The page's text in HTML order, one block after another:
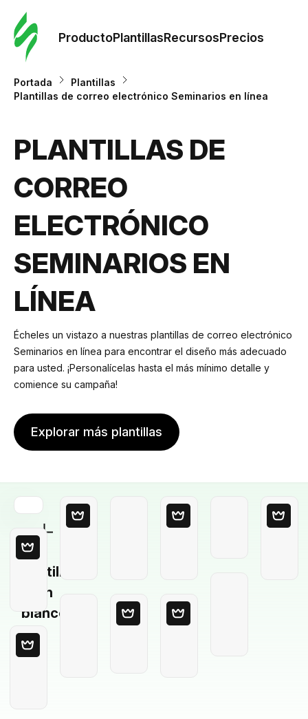
ProductoPlantillasRecursosPrecios
Portada
Plantillas
Plantillas de correo electrónico Seminarios en línea
PLANTILLAS DE
CORREO
ELECTRÓNICO
SEMINARIOS EN
LÍNEA
Écheles un vistazo a nuestras plantillas de correo electrónico
Seminarios en línea para encontrar el diseño más adecuado
para usted. ¡Personalícelas hasta el más mínimo detalle y
comience su campaña!
Explorar más plantillas
Plantilla
en
blanco